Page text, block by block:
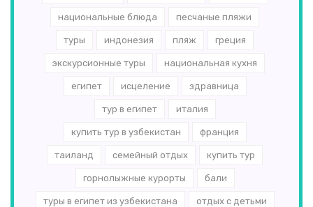
национальные блюда песчаные пляжи
туры индонезия пляж греция
экскурсионные туры национальная кухня
египет исцеление здравница
тур в египет италия
купить тур в узбекистан франция
таиланд семейный отдых купить тур
горнолыжные курорты бали
туры в египет из узбекистана отдых с детьми